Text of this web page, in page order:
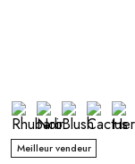
Meilleur vendeur